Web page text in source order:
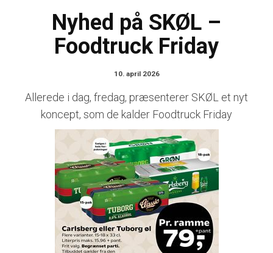
Nyhed på SKØL –
Foodtruck Friday
10. april 2026
Allerede i dag, fredag, præsenterer SKØL et nyt
koncept, som de kalder Foodtruck Friday